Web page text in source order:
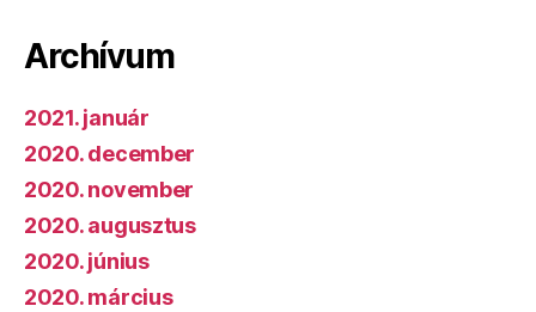
Archívum
2021. január
2020. december
2020. november
2020. augusztus
2020. június
2020. március